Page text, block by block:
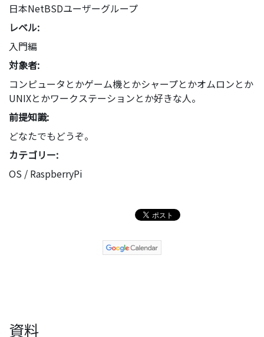
日本NetBSDユーザーグループ
レベル:
入門編
対象者:
コンピュータとかゲーム機とかシャープとかオムロンとか
UNIXとかワークステーションとか好きな人。
前提知識:
どなたでもどうぞ。
カテゴリー:
OS / RaspberryPi
資料